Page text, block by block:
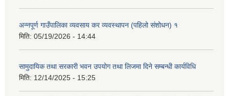
अन्नपूर्ण गाउँपालिका व्यवसाय कर व्यवस्थापन (पहिलो संशोधन) १
मिति: 05/19/2026 - 14:44
सामुदायिक तथा सरकारी भवन उपयोग तथा लिजमा दिने सम्बन्धी कार्यविधि
मिति: 12/14/2025 - 15:25